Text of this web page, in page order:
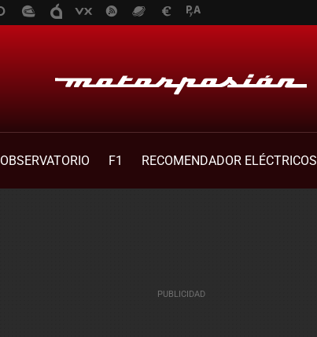
OBSERVATORIO F1
RECOMENDADOR ELÉCTRICOS